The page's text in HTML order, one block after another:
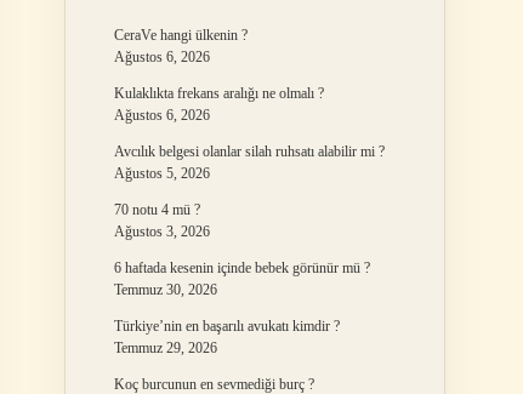
CeraVe hangi ülkenin ?
Ağustos 6, 2026
Kulaklıkta frekans aralığı ne olmalı ?
Ağustos 6, 2026
Avcılık belgesi olanlar silah ruhsatı alabilir mi ?
Ağustos 5, 2026
70 notu 4 mü ?
Ağustos 3, 2026
6 haftada kesenin içinde bebek görünür mü ?
Temmuz 30, 2026
Türkiye’nin en başarılı avukatı kimdir ?
Temmuz 29, 2026
Koç burcunun en sevmediği burç ?